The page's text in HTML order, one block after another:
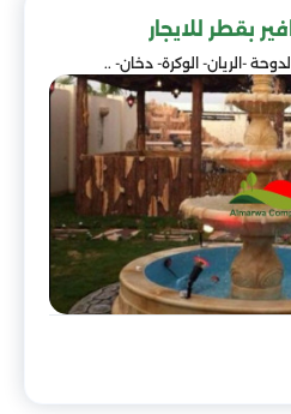
بقطر للايجار
-الريان- الوكرة- دخان- ..